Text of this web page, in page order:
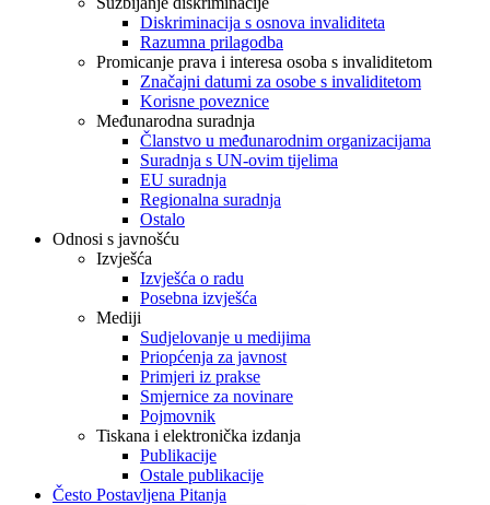
Diskriminacija s osnova invaliditeta
Razumna prilagodba
Promicanje prava i interesa osoba s invaliditetom
Značajni datumi za osobe s invaliditetom
Korisne poveznice
Međunarodna suradnja
Članstvo u međunarodnim organizacijama
Suradnja s UN-ovim tijelima
EU suradnja
Regionalna suradnja
Ostalo
Odnosi s javnošću
Izvješća
Izvješća o radu
Posebna izvješća
Mediji
Sudjelovanje u medijima
Priopćenja za javnost
Primjeri iz prakse
Smjernice za novinare
Pojmovnik
Tiskana i elektronička izdanja
Publikacije
Ostale publikacije
Često Postavljena Pitanja